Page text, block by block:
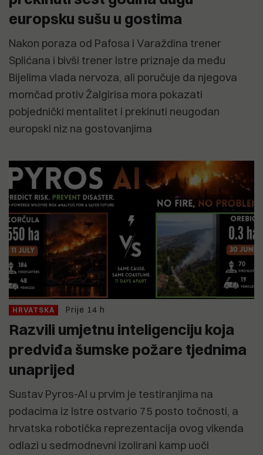
europsku sušu u gostima
Nakon poraza od Pafosa i Varaždina trener
Splićana i bivši trener Istre priznaje da među
Bijelima vlada nervoza, ali poručuje da njegova
momčad protiv Žalgirisa mora pokazati
pobjednički mentalitet i prekinuti neugodan
europski niz na gostovanjima
HRVATSKA Prije 14 h
Razvili umjetnu inteligenciju koja
predviđa šumske požare tjednima
unaprijed
Sustav Pyros-AI u prvim je testiranjima na
podacima iz Istre ostvario 75 posto točnosti, a
hrvatska robotička reprezentacija ovog vikenda
odlazi u sedmodnevni izolirani kamp uoči